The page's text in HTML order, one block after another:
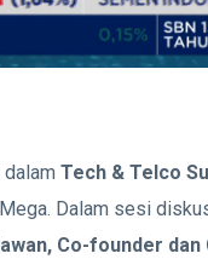
Tech & Telco
Dalam sesi
Co-founder